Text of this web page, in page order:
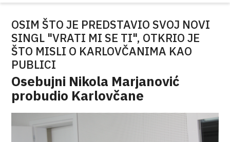
OSIM ŠTO JE PREDSTAVIO SVOJ NOVI
SINGL "VRATI MI SE TI", OTKRIO JE
ŠTO MISLI O KARLOVČANIMA KAO
PUBLICI
Osebujni Nikola Marjanović
probudio Karlovčane